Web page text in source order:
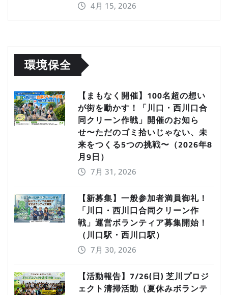
4月 15, 2026
環境保全
【まもなく開催】100名超の想い
が街を動かす！「川口・西川口合
同クリーン作戦」開催のお知ら
せ〜ただのゴミ拾いじゃない、未
来をつくる5つの挑戦〜（2026年8
月9日）
7月 31, 2026
【新募集】一般参加者満員御礼！
「川口・西川口合同クリーン作
戦」運営ボランティア募集開始！
（川口駅・西川口駅）
7月 30, 2026
【活動報告】7/26(日) 芝川プロジ
ェクト清掃活動（夏休みボランテ